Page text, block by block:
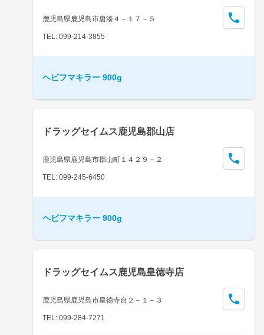
鹿児島県鹿児島市唐湊４－１７－５
TEL: 099-214-3855
ヘビフマキラー 900g
ドラッグセイムス鹿児島郡山店
鹿児島県鹿児島市郡山町１４２９－２
TEL: 099-245-6450
ヘビフマキラー 900g
ドラッグセイムス鹿児島皇徳寺店
鹿児島県鹿児島市皇徳寺台２－１－３
TEL: 099-284-7271